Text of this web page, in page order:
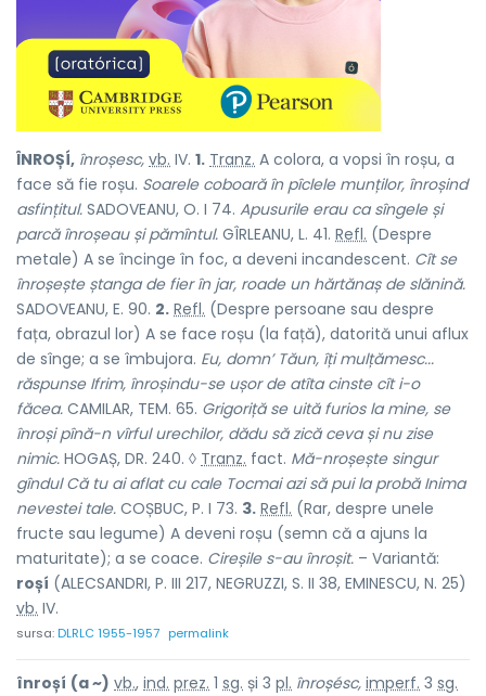
ÎNROȘÍ, înroșesc, vb. IV. 1. Tranz. A colora, a vopsi în roșu, a
face să fie roșu. Soarele coboară în pîclele munților, înroșind
asfințitul. SADOVEANU, O. I 74. Apusurile erau ca sîngele și
parcă înroșeau și pămîntul. GÎRLEANU, L. 41. Refl. (Despre
metale) A se încinge în foc, a deveni incandescent. Cît se
înroșește ștanga de fier în jar, roade un hărtănaș de slănină.
SADOVEANU, E. 90. 2. Refl. (Despre persoane sau despre
fața, obrazul lor) A se face roșu (la față), datorită unui aflux
de sînge; a se îmbujora. Eu, domn’ Tăun, îți mulțămesc...
răspunse Ifrim, înroșindu-se ușor de atîta cinste cît i-o
făcea. CAMILAR, TEM. 65. Grigoriță se uită furios la mine, se
înroși pînă-n vîrful urechilor, dădu să zică ceva și nu zise
nimic. HOGAȘ, DR. 240. ◊ Tranz. fact. Mă-nroșește singur
gîndul Că tu ai aflat cu cale Tocmai azi să pui la probă Inima
nevestei tale. COȘBUC, P. I 73. 3. Refl. (Rar, despre unele
fructe sau legume) A deveni roșu (semn că a ajuns la
maturitate); a se coace. Cireșile s-au înroșit. – Variantă:
roșí (ALECSANDRI, P. III 217, NEGRUZZI, S. II 38, EMINESCU, N. 25)
vb. IV.
sursa:DLRLC 1955-1957 permalink
înroșí (a ~) vb., ind. prez. 1 sg. și 3 pl. înroșésc, imperf. 3 sg.